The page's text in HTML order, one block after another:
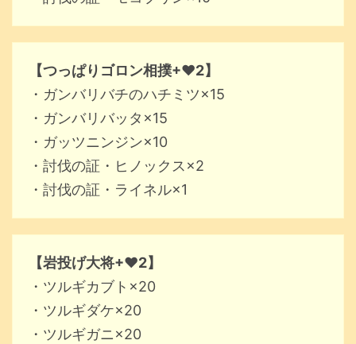
【つっぱりゴロン相撲+♥2】
・ガンバリバチのハチミツ×15
・ガンバリバッタ×15
・ガッツニンジン×10
・討伐の証・ヒノックス×2
・討伐の証・ライネル×1
【岩投げ大将+♥2】
・ツルギカブト×20
・ツルギダケ×20
・ツルギガニ×20